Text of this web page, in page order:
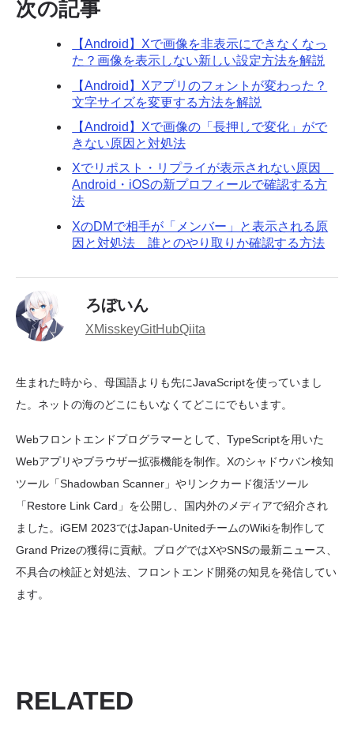
次の記事
【Android】Xで画像を非表示にできなくなっ
た？画像を表示しない新しい設定方法を解説
【Android】Xアプリのフォントが変わった？
文字サイズを変更する方法を解説
【Android】Xで画像の「長押しで変化」がで
きない原因と対処法
Xでリポスト・リプライが表示されない原因
Android・iOSの新プロフィールで確認する方
法
XのDMで相手が「メンバー」と表示される原
因と対処法 誰とのやり取りか確認する方法
ろぼいん
XMisskeyGitHubQiita
生まれた時から、母国語よりも先にJavaScriptを使っていまし
た。ネットの海のどこにもいなくてどこにでもいます。
Webフロントエンドプログラマーとして、TypeScriptを用いた
Webアプリやブラウザー拡張機能を制作。Xのシャドウバン検知
ツール「Shadowban Scanner」やリンクカード復活ツール
「Restore Link Card」を公開し、国内外のメディアで紹介され
ました。iGEM 2023ではJapan-UnitedチームのWikiを制作して
Grand Prizeの獲得に貢献。ブログではXやSNSの最新ニュース、
不具合の検証と対処法、フロントエンド開発の知見を発信してい
ます。
RELATED